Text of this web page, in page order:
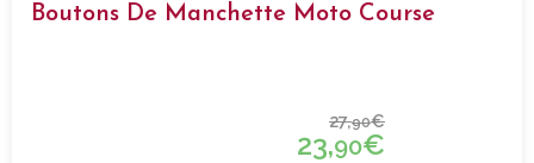
Boutons De Manchette Moto Course
27,90€
23,90€